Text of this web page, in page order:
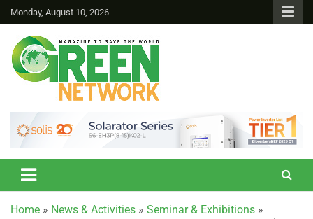
Monday, August 10, 2026
Green Network
Home » News & Activities » Seminar & Exhibitions »